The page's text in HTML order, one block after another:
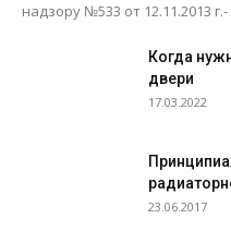
надзору №533 от 12.11.2013
Когда
двери
17.03.2022
23.06.2017